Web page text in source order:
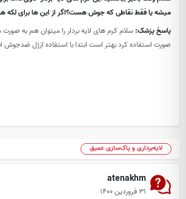
میشه یا فقط نقاطی که جوش هست؟اگر از این ها برای
پاسخ پزشک: سلام کرم های لایه بردار را میتوان هم به
صورت استفاده کرد بهتر است ابتدا با استفاده ازژل ضدجوش
لایه‌برداری و پاک‌سازی عمیق
atenakhm
۳۱ فروردین ۱۴۰۰